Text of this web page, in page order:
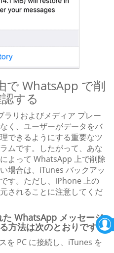
で WhatsApp で削
する
ラリおよびメディア プレー
く、ユーザーがデータをバ
できるようにする重要なツ
ムです。したがって、あな
よって WhatsApp 上で削除
場合は、iTunes バックアッ
す。ただし、iPhone 上の
されることに注意してくだ
WhatsApp メッセージ
方法は次のとおりです。
を PC に接続し、iTunes を